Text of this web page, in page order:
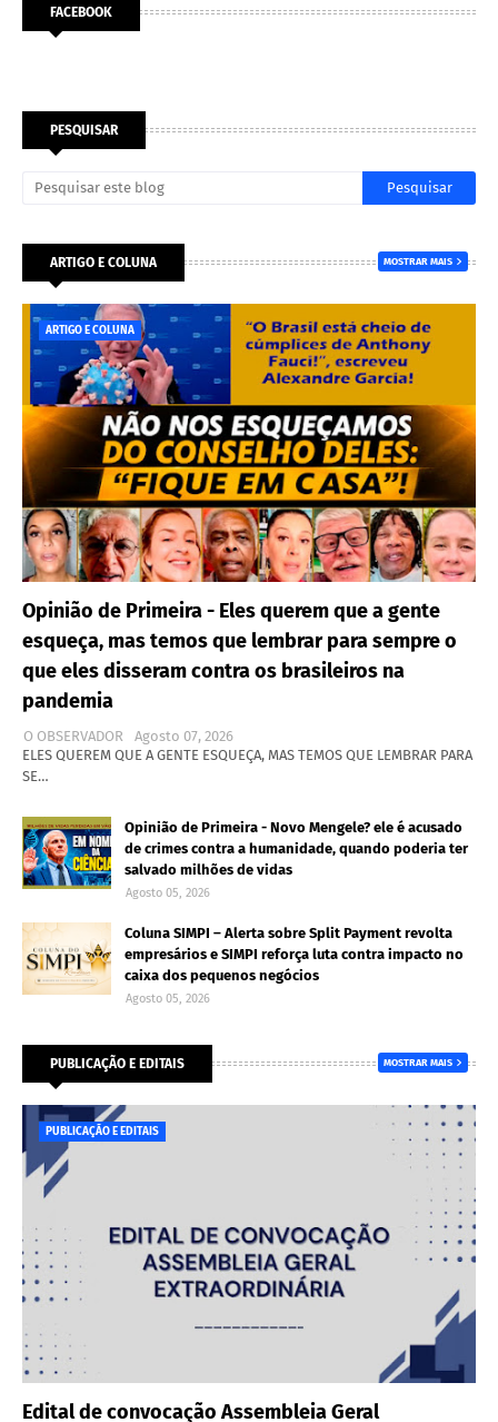
FACEBOOK
PESQUISAR
ARTIGO E COLUNA MOSTRAR MAIS
ARTIGO E COLUNA
Opinião de Primeira - Eles querem que a gente
esqueça, mas temos que lembrar para sempre o
que eles disseram contra os brasileiros na
pandemia
O OBSERVADOR
Agosto 07, 2026
ELES QUEREM QUE A GENTE ESQUEÇA, MAS TEMOS QUE LEMBRAR PARA
SE…
Opinião de Primeira - Novo Mengele? ele é acusado
de crimes contra a humanidade, quando poderia ter
salvado milhões de vidas
Agosto 05, 2026
Coluna SIMPI – Alerta sobre Split Payment revolta
empresários e SIMPI reforça luta contra impacto no
caixa dos pequenos negócios
Agosto 05, 2026
PUBLICAÇÃO E EDITAIS MOSTRAR MAIS
PUBLICAÇÃO E EDITAIS
Edital de convocação Assembleia Geral